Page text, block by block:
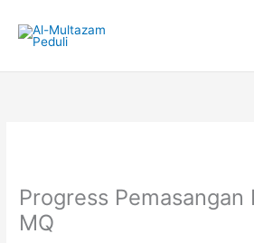
content
Progress Pemasangan
MQ